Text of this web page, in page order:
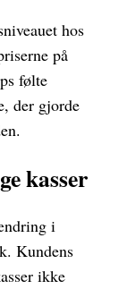
hos
på
følte
der gjorde
kasser
i
Kundens
ikke